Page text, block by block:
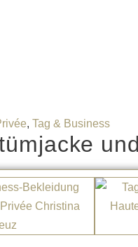
, Tag & Business